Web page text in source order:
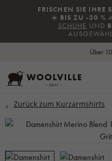
FRISCHEN SIE IHRE
☀️ BIS ZU -50 %
SCHUHE UND
Über